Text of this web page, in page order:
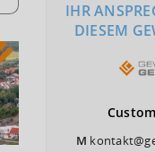
IHR
DIESEM
M